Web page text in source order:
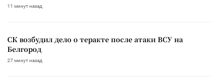
11 минут назад
СК возбудил дело о теракте после атаки ВСУ на
Белгород
27 минут назад